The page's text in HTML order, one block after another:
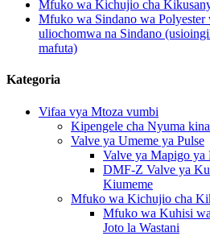
Mfuko wa Kichujio cha
Mfuko wa Sindano wa Polyester
uliochomwa na Sindano
mafuta)
Kategoria
Vifaa vya Mtoza vumbi
Kipengele cha Nyuma
Valve ya Umeme ya Pulse
Valve ya Mapigo
DMF-Z Valve ya
Kiumeme
Mfuko wa Kichujio cha
Mfuko wa Kuhisi
Joto la Wastani